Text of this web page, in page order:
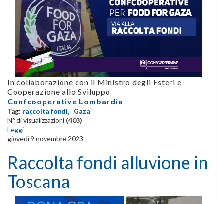
In collaborazione con il Ministro degli Esteri e
Cooperazione allo Sviluppo
Confcooperative Lombardia
Tag: raccolta fondi, Gaza
N° di visualizzazioni (403)
Leggi
giovedì 9 novembre 2023
Raccolta fondi alluvione in
Toscana